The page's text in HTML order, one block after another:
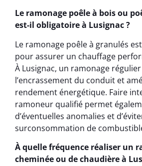
Le ramonage poêle à bois ou
est-il obligatoire à Lusignac ?
Le ramonage poêle à granulés
pour assurer un chauffage
À Lusignac, un ramonage
l’encrassement du conduit et
rendement énergétique. Faire
ramoneur qualifié permet
d’éventuelles anomalies et
surconsommation de
À quelle fréquence réaliser un
cheminée ou de chaudière à